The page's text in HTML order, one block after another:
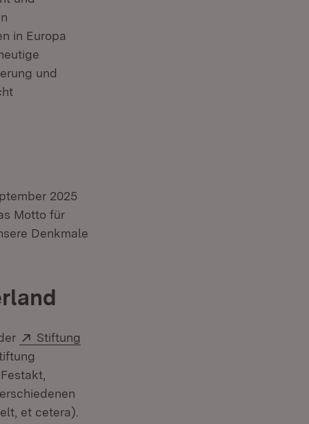
in Europa
und
2025
Fenster)
Motto für
Denkmale
Extern:
Stiftung
Fenster)
et cetera).